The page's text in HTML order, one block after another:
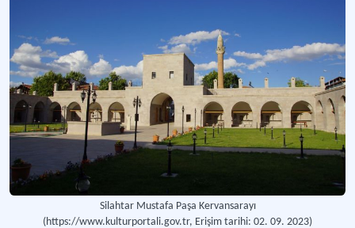
Silahtar Mustafa Paşa Kervansarayı
(https://www.kulturportali.gov.tr, Erişim tarihi: 02. 09. 2023)